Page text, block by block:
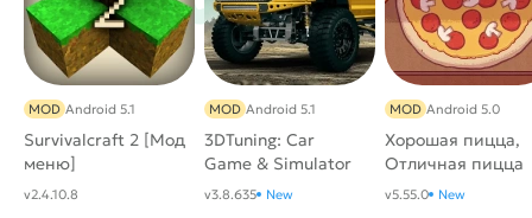
Survivalcraft 2 [Мод
меню]
MOD Android 5.1
v2.4.10.8
3DTuning: Car
Game & Simulator
МОД (Всё открыто)
MOD Android 5.1
v3.8.635 New
Хорошая пицца,
Отличная пицца
МОД [Много
MOD Android 5.0
v5.55.0 New